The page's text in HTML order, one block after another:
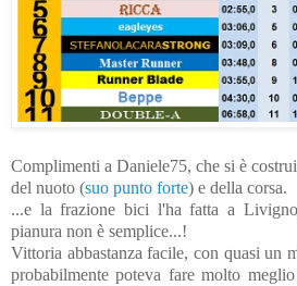
Complimenti a Daniele75, che si è
del nuoto (suo punto forte) e della corsa.
...e la frazione bici l'ha fatta a
pianura non è semplice...!
Vittoria abbastanza facile, con quasi un
probabilmente poteva fare molto